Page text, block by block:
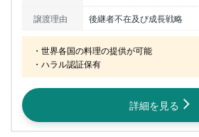
譲渡理由 後継者不在及び成長戦略
・世界各国の料理の提供が可能
・ハラル認証保有
詳細を見る